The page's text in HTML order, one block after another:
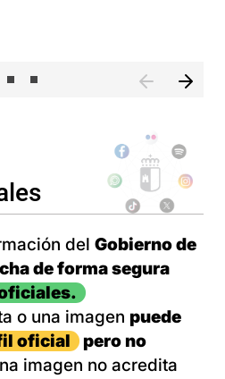
del Gobierno de
de forma segura
o una imagen puede
oficial
pero no
imagen no acredita